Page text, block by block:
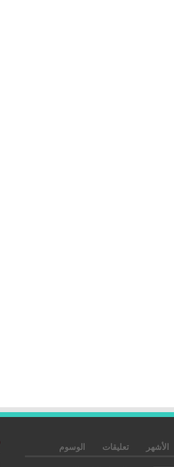
الأشهر تعليقات الوسوم